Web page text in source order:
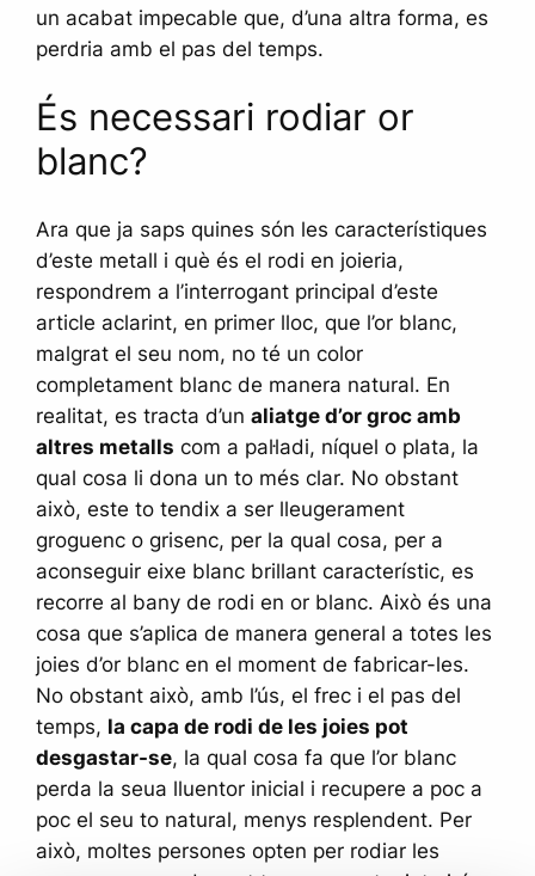
un acabat impecable que, d’una altra forma, es
perdria amb el pas del temps.
És necessari rodiar or
blanc?
Ara que ja saps quines són les característiques
d’este metall i què és el rodi en joieria,
respondrem a l’interrogant principal d’este
article aclarint, en primer lloc, que l’or blanc,
malgrat el seu nom, no té un color
completament blanc de manera natural. En
realitat, es tracta d’unaliatge d’or groc amb
altres metalls com a pal·ladi, níquel o plata, la
qual cosa li dona un to més clar. No obstant
això, este to tendix a ser lleugerament
groguenc o grisenc, per la qual cosa, per a
aconseguir eixe blanc brillant característic, es
recorre al bany de rodi en or blanc. Això és una
cosa que s’aplica de manera general a totes les
joies d’or blanc en el moment de fabricar-les.
No obstant això, amb l’ús, el frec i el pas del
temps, la capa de rodi de les joies pot
desgastar-se, la qual cosa fa que l’or blanc
perda la seua lluentor inicial i recupere a poc a
poc el seu to natural, menys resplendent. Per
això, moltes persones opten per rodiar les